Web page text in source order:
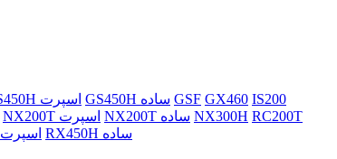
GS450H اسپرت GS450H ساده GSF GX460 IS200
NX200T اسپرت NX200T ساده NX300H RC200T
RX450H اسپرت
RX450H ساده